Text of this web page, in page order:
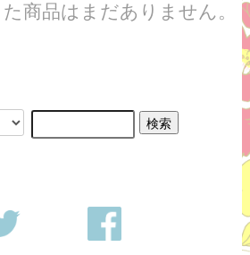
商品はまだありません。